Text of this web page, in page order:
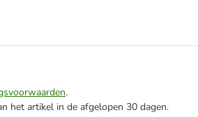
.
het artikel in de afgelopen 30 dagen.